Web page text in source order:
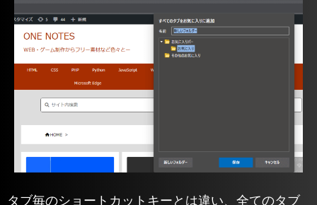
タブ毎のショートカットキーとは違い、全てのタブ